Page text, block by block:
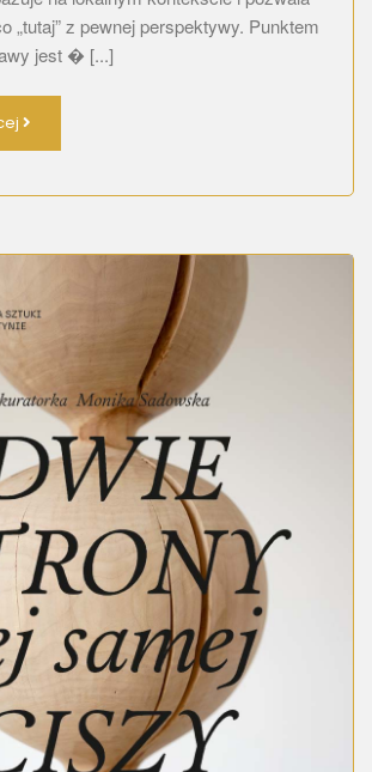
„tutaj” z pewnej perspektywy. Punktem
jest � [...]